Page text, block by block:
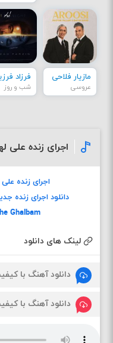
مازیار فلاحی
عروسی
فرزاد
شب و روز
اجرای زنده علی
اجرای زنده
دانلود اجرای زنده
Ghalbam
لینک های دانلود
دانلود آهنگ با
دانلود آهنگ با